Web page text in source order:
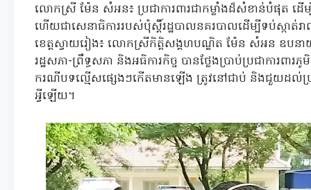
លោកស្រី ម៉ែន សំអន៖ ប្រជាការពារជាកម្លាំងដ៏សំខាន់បំផុត ដើ
ហើយជាសេនាធិការរបស់ប៉ុស្តិ៍រដ្ឋបាលនគរបាលដើម្បីទប់ស្កាត់រ
ខេត្តស្វាយរៀង៖ លោកស្រីកិត្តិសង្គហបណ្ឌិត ម៉ែន សំអន ឧបនាយ
រដ្ឋសភា-ព្រឹទ្ធសភា និងអធិការកិច្ច បានថ្លែងប្រាប់ប្រជាការពា
ករណីបទល្មើសផ្សេងៗកើតមានឡើង ត្រូវនៅជាប់ និងជួយដល់ប្រ
អ្វីឡើយ។